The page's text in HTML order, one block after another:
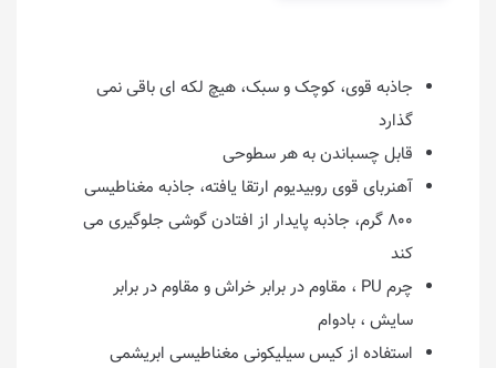
جاذبه قوی، کوچک و سبک، هیچ لکه ای باقی نمی
گذارد
قابل چسباندن به هر سطوحی
آهنربای قوی روبیدیوم ارتقا یافته، جاذبه مغناطیسی
۸۰۰ گرم، جاذبه پایدار از افتادن گوشی جلوگیری می
کند
چرم PU ، مقاوم در برابر خراش و مقاوم در برابر
سایش ، بادوام
استفاده از کیس سیلیکونی مغناطیسی ابریشمی